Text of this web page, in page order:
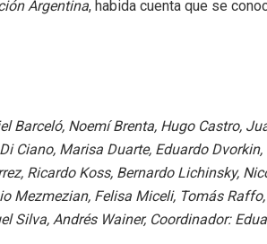
Argentina, habida cuenta que se
Barceló, Noemí Brenta, Hugo Castro,
Ciano, Marisa Duarte, Eduardo Dvorkin,
Ricardo Koss, Bernardo Lichinsky,
Mezmezian, Felisa Miceli, Tomás
Silva, Andrés Wainer, Coordinador: